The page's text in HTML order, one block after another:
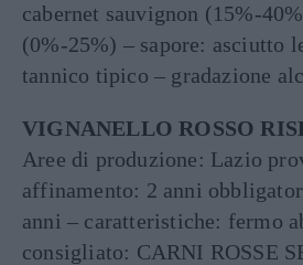
cabernet sauvignon (15%-
(0%-25%) – sapore: asciutto
tannico tipico – gradazione
VIGNANELLO ROSSO
Aree di produzione: Lazio
affinamento: 2 anni
anni – caratteristiche: fermo
consigliato: CARNI ROSSE